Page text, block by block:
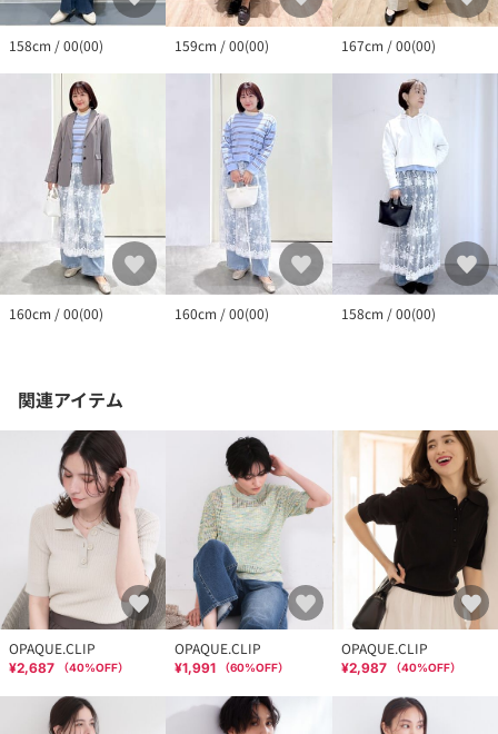
158cm / 00(00) 159cm / 00(00) 167cm / 00(00)
160cm / 00(00) 160cm / 00(00) 158cm / 00(00)
関連アイテム
OPAQUE.CLIP
¥2,687 （40%OFF）
OPAQUE.CLIP
¥1,991 （60%OFF）
OPAQUE.CLIP
¥2,987 （40%OFF）